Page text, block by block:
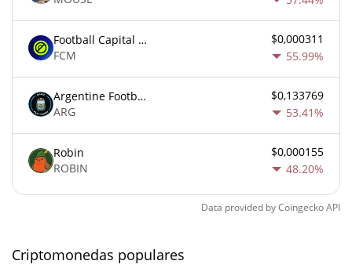
Football Capital Markets
FCM
$0,000311
55.99%
Argentine Football Association Fan Token
ARG
$0,133769
53.41%
Robin
ROBIN
$0,000155
48.20%
Data provided byCoingeckoAPI
Criptomonedas populares